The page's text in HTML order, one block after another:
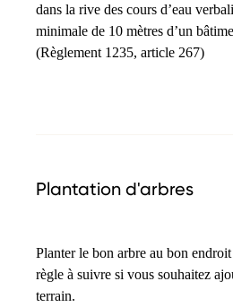
dans la rive des cours d’eau
minimale de 10 mètres d’un
(Règlement 1235, article 267)
Plantation d'arbres
Planter le bon arbre au bon
règle à suivre si vous souhaitez
terrain.